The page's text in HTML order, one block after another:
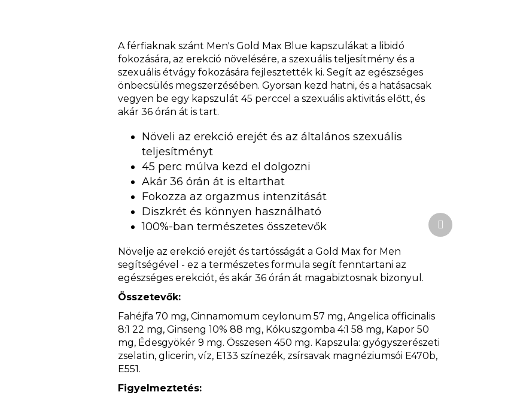
A férfiaknak szánt Men's Gold Max Blue kapszulákat a libidó
fokozására, az erekció növelésére, a szexuális teljesítmény és a
szexuális étvágy fokozására fejlesztették ki. Segít az egészséges
önbecsülés megszerzésében. Gyorsan kezd hatni, és a hatásacsak
vegyen be egy kapszulát 45 perccel a szexuális aktivitás előtt, és
akár 36 órán át is tart.
Növeli az erekció erejét és az általános szexuális
teljesítményt
45 perc múlva kezd el dolgozni
Akár 36 órán át is eltarthat
Fokozza az orgazmus intenzitását
Diszkrét és könnyen használható
100%-ban természetes összetevők
Növelje az erekció erejét és tartósságát a Gold Max for Men
segítségével - ez a természetes formula segít fenntartani az
egészséges erekciót, és akár 36 órán át magabiztosnak bizonyul.
Összetevők:
Fahéjfa 70 mg, Cinnamomum ceylonum 57 mg, Angelica officinalis
8:1 22 mg, Ginseng 10% 88 mg, Kókuszgomba 4:1 58 mg, Kapor 50
mg, Édesgyökér 9 mg. Összesen 450 mg. Kapszula: gyógyszerészeti
zselatin, glicerin, víz, E133 színezék, zsírsavak magnéziumsói E470b,
E551.
Figyelmeztetés:
Következő
termék